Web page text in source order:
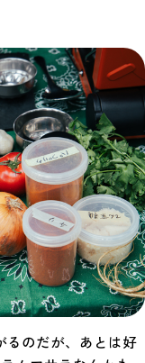
るのだが、あとは好